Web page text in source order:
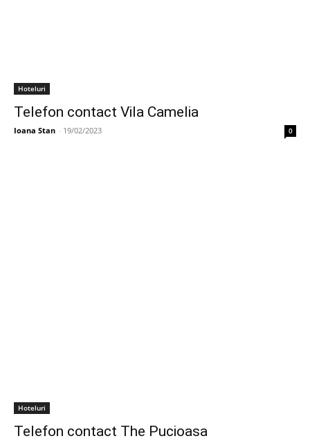
Hoteluri
Telefon contact Vila Camelia
Ioana Stan - 19/02/2023 0
Hoteluri
Telefon contact The Pucioasa